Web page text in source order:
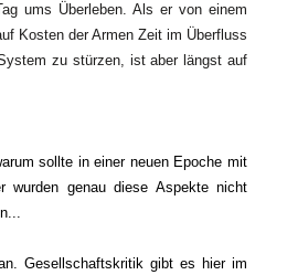
ums Überleben. Als er von einem
Kosten der Armen Zeit im Überfluss
zu stürzen, ist aber längst auf
sollte in einer neuen Epoche mit
wurden genau diese Aspekte nicht
Gesellschaftskritik gibt es hier im